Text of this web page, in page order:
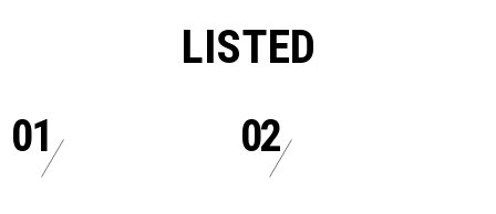
LISTED
01 02